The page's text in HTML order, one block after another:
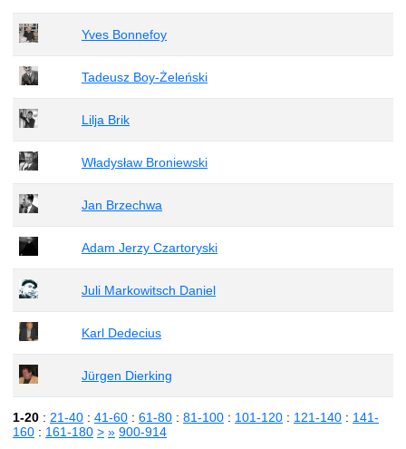
Yves Bonnefoy
Tadeusz Boy-Żeleński
Lilja Brik
Władysław Broniewski
Jan Brzechwa
Adam Jerzy Czartoryski
Juli Markowitsch Daniel
Karl Dedecius
Jürgen Dierking
1-20 : 21-40 : 41-60 : 61-80 : 81-100 : 101-120 : 121-140 : 141-
160 : 161-180 > » 900-914